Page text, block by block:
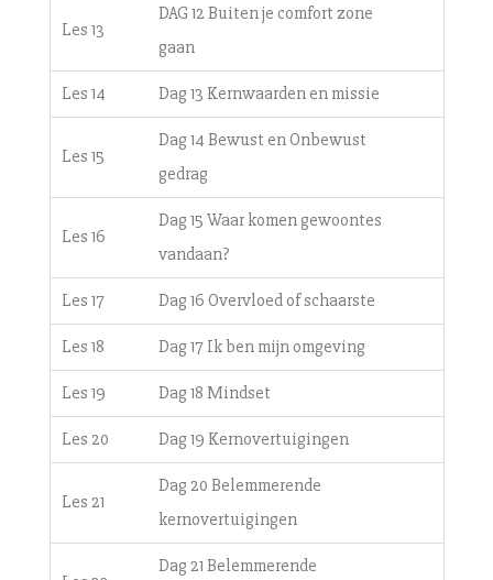
Les 13
DAG 12 Buiten je comfort zone
gaan
Les 14 Dag 13 Kernwaarden en missie
Les 15
Dag 14 Bewust en Onbewust
gedrag
Les 16
Dag 15 Waar komen gewoontes
vandaan?
Les 17 Dag 16 Overvloed of schaarste
Les 18 Dag 17 Ik ben mijn omgeving
Les 19 Dag 18 Mindset
Les 20 Dag 19 Kernovertuigingen
Les 21
Dag 20 Belemmerende
kernovertuigingen
Dag 21 Belemmerende